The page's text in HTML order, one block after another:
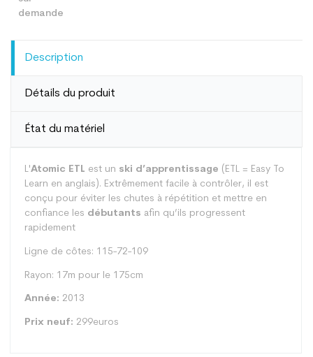
Description
Détails du produit
État du matériel
L'Atomic ETL est un ski d’apprentissage (ETL = Easy To
Learn en anglais). Extrêmement facile à contrôler, il est
conçu pour éviter les chutes à répétition et mettre en
confiance les débutants afin qu’ils progressent
rapidement
Ligne de côtes: 115-72-109
Rayon: 17m pour le 175cm
Année: 2013
Prix neuf: 299euros